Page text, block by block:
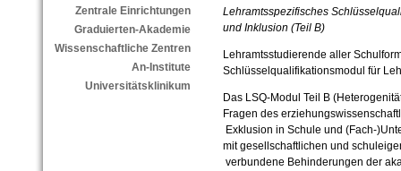
Zentrale Einrichtungen
Graduierten-Akademie
Wissenschaftliche Zentren
An-Institute
Universitätsklinikum
Lehramtsspezifisches
und Inklusion (Teil B)
Lehramtsstudierende aller
Schlüsselqualifikationsmodul für
Das LSQ-Modul Teil B
Fragen des
Exklusion in Schule und (Fach-
mit gesellschaftlichen und
verbundene Behinderungen der